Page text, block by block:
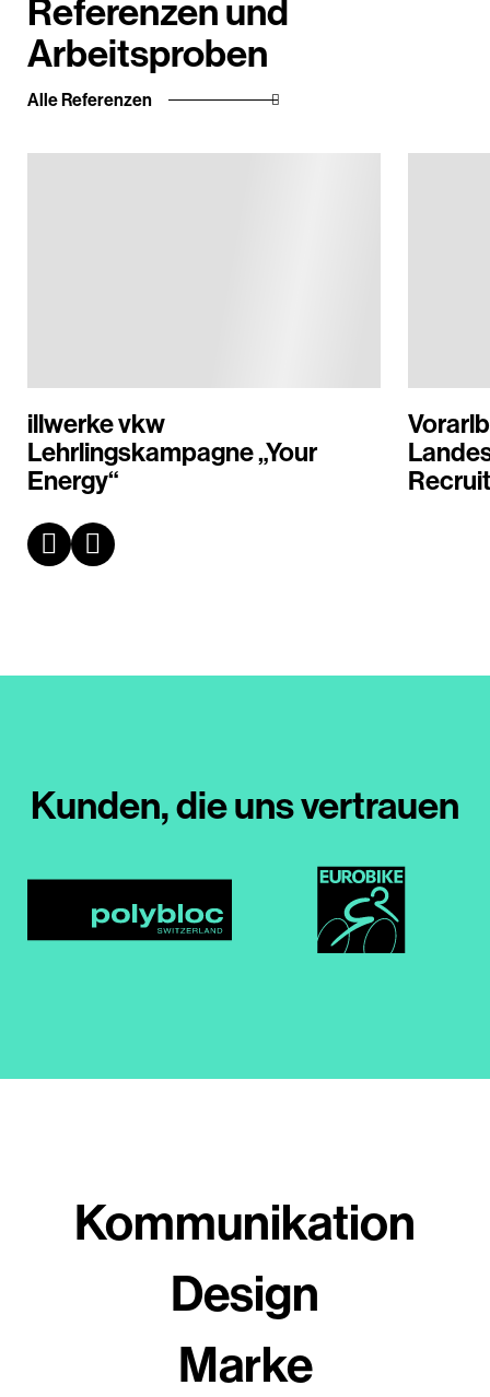
Referenzen und
Arbeitsproben
Alle Referenzen
illwerke vkw
Lehrlingskampagne „Your
Energy“
Kunden, die uns vertrauen
Kommunikation
Design
Marke